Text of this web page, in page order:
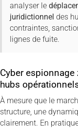
analyser le
juridictionnel des
contraintes,
lignes de fuite.
Cyber
hubs
À mesure que le
structure, une
clairement. En